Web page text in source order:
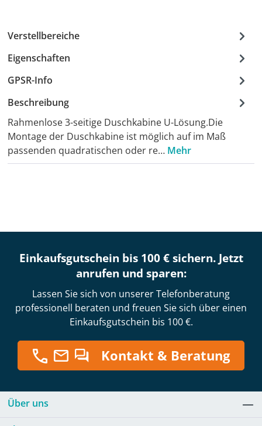
Verstellbereiche
Eigenschaften
GPSR-Info
Beschreibung
Rahmenlose 3-seitige Duschkabine U-Lösung.Die
Montage der Duschkabine ist möglich auf im Maß
passenden quadratischen oder re… Mehr
Einkaufsgutschein bis 100 € sichern. Jetzt
anrufen und sparen:
Lassen Sie sich von unserer Telefonberatung
professionell beraten und freuen Sie sich über einen
Einkaufsgutschein bis 100 €.
Kontakt & Beratung
Über uns